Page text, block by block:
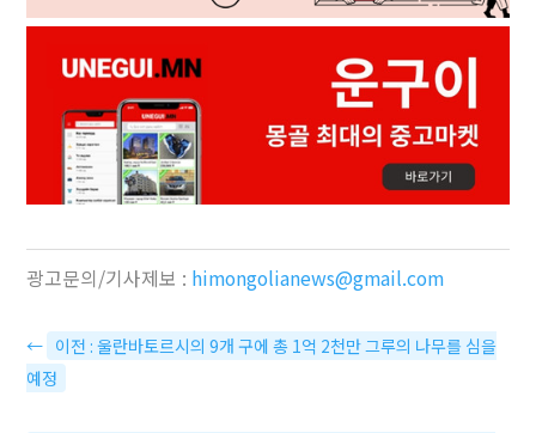
광고문의/기사제보 : himongolianews@gmail.com
← 이전 : 울란바토르시의 9개 구에 총 1억 2천만 그루의 나무를 심을
예정